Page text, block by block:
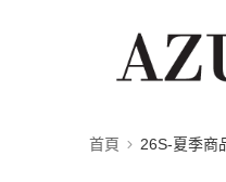
首頁 26S-夏季商